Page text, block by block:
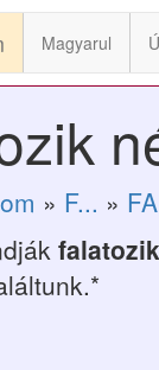
Magyarul
» F... »
falatozik